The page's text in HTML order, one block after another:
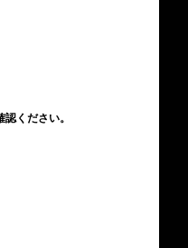
ください。